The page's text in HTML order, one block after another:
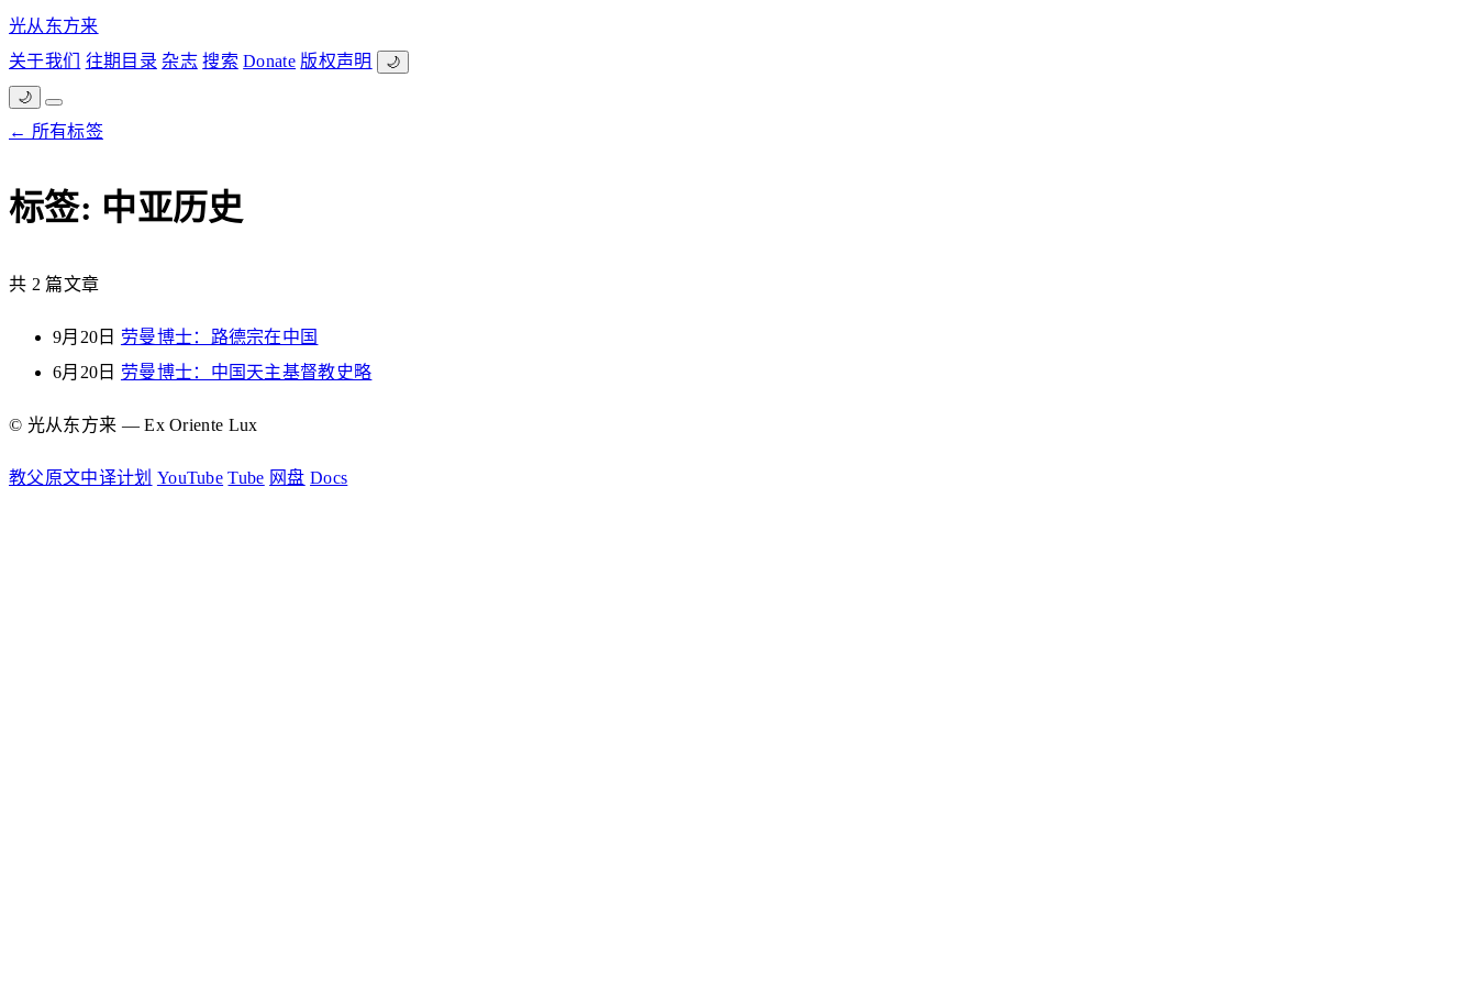
光从东方来
关于我们
往期目录 杂志 搜索 Donate 版权声明 🌙
🌙
← 所有标签
标签: 中亚历史
共 2 篇文章
9月20日 劳曼博士：路德宗在中国
6月20日 劳曼博士：中国天主基督教史略
© 光从东方来 — Ex Oriente Lux
教父原文中译计划 YouTube Tube 网盘 Docs